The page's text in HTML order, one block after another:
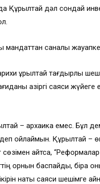
Құрылтай дәл сондай
саналы
құрылтай тағдырлы
қазіргі саяси
– архаика емес. Бұл
ойлаймын. Құрылтай –
айтсақ,
орнын баспайды, бірақ
нақты саяси шешімге